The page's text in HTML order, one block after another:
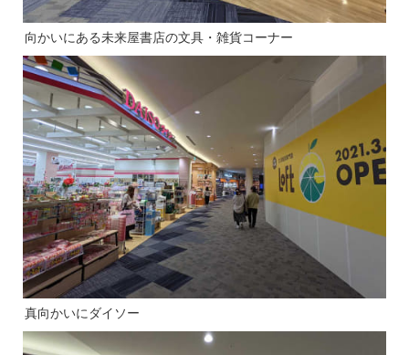
向かいにある未来屋書店の文具・雑貨コーナー
真向かいにダイソー